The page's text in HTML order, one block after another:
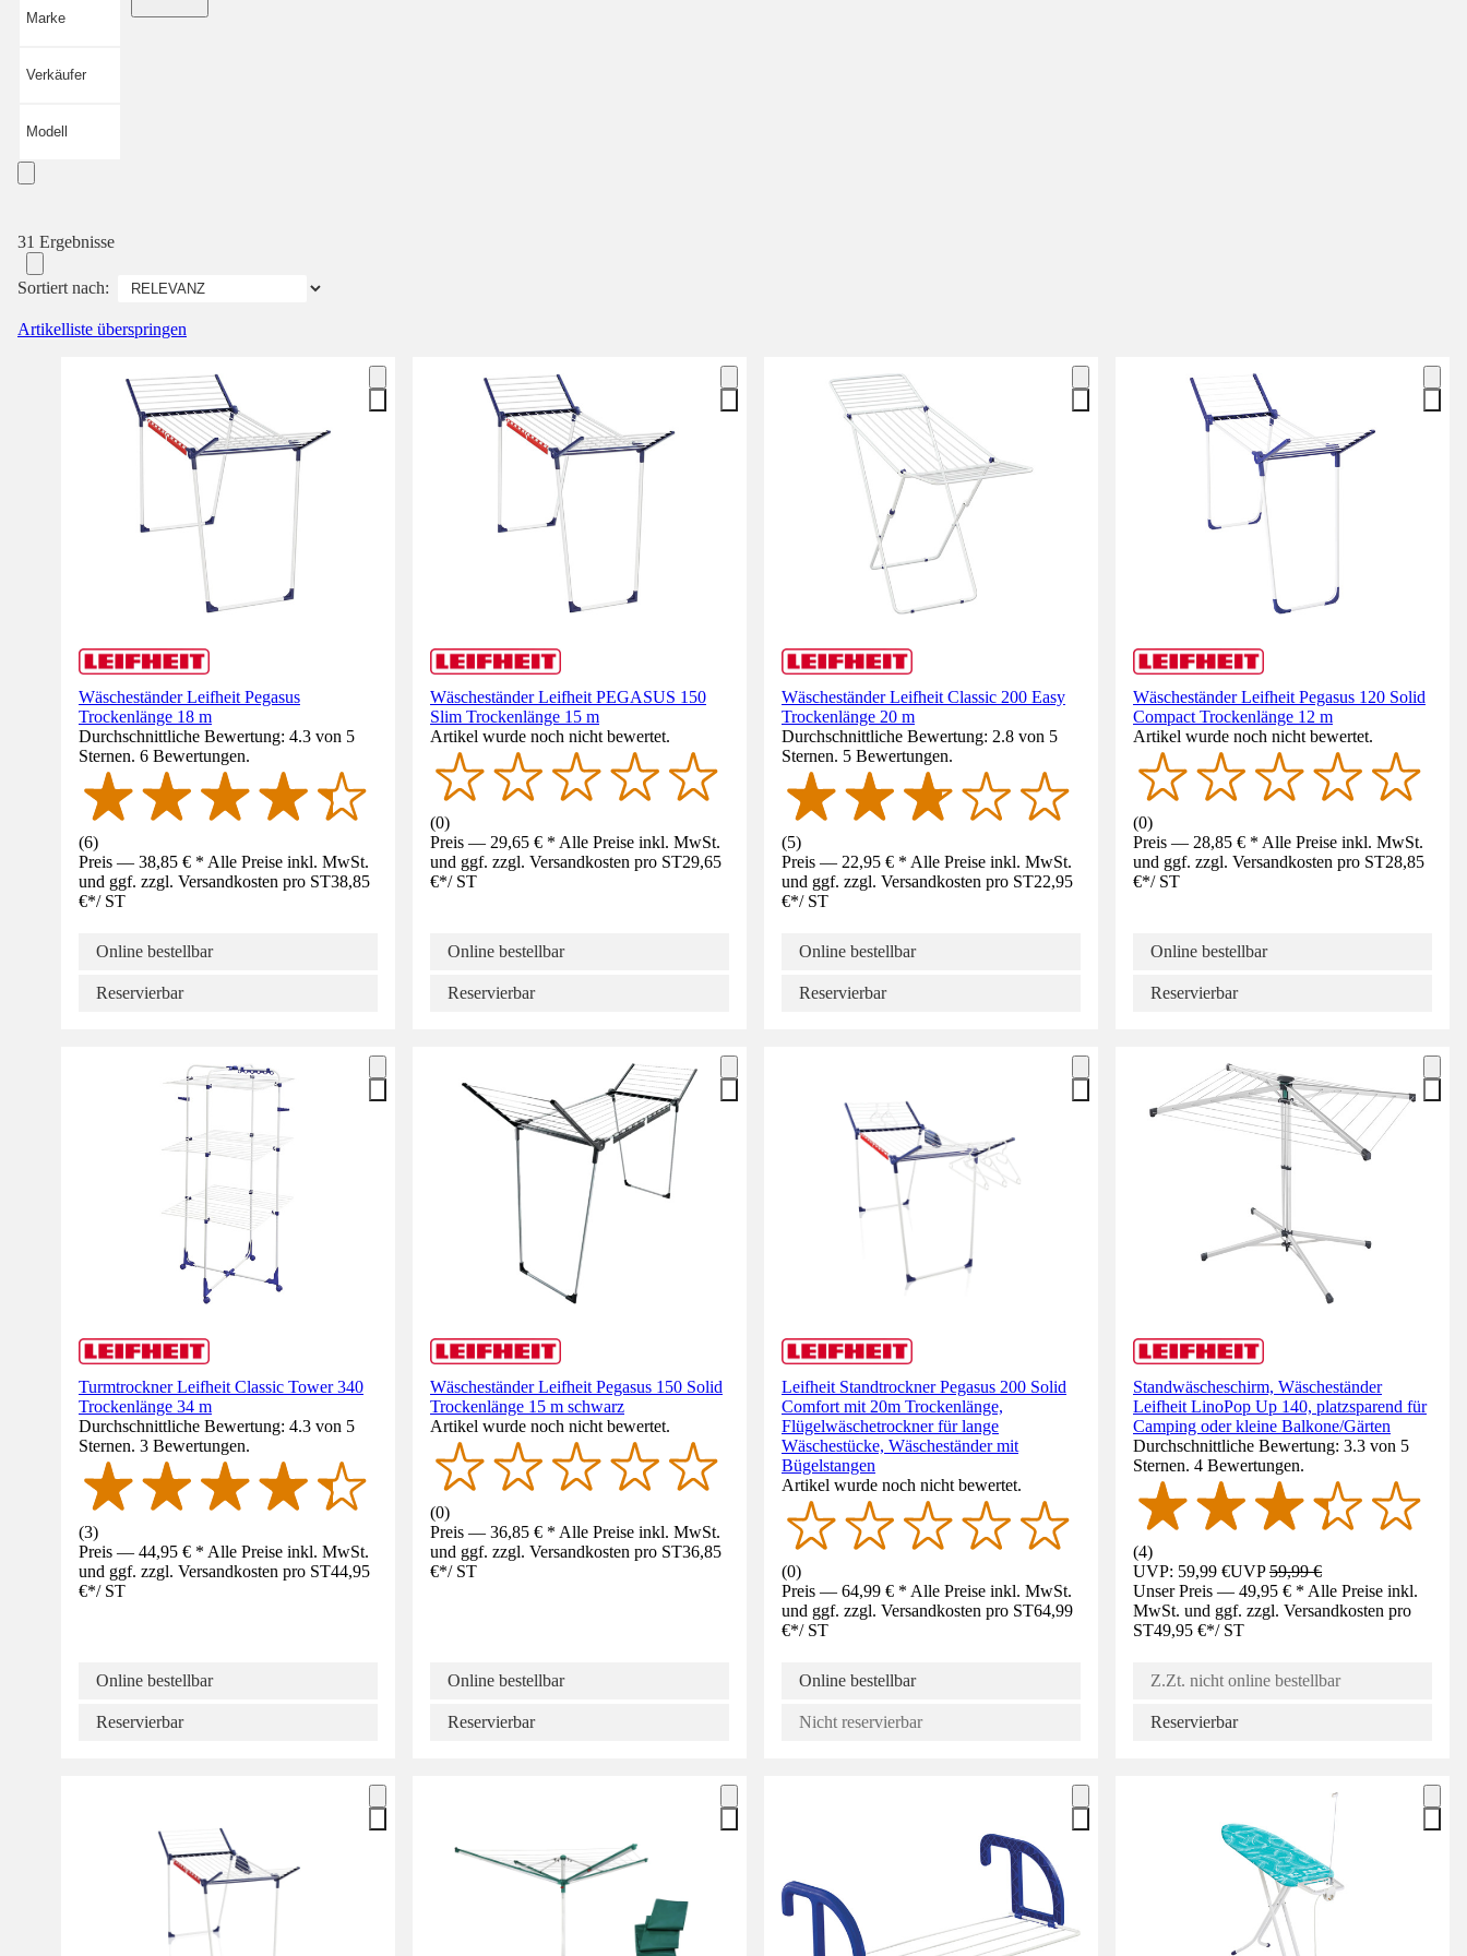
Marke
Verkäufer
Modell
31 Ergebnisse
Sortiert nach:
Artikelliste überspringen
Wäscheständer Leifheit Pegasus
Trockenlänge 18 m
Durchschnittliche Bewertung: 4.3 von 5
Sternen. 6 Bewertungen.
(6)
Preis — 38,85 € * Alle Preise inkl. MwSt.
und ggf. zzgl. Versandkosten pro ST38,85
€*/ ST
Online bestellbar
Reservierbar
Wäscheständer Leifheit PEGASUS 150
Slim Trockenlänge 15 m
Artikel wurde noch nicht bewertet.
(0)
Preis — 29,65 € * Alle Preise inkl. MwSt.
und ggf. zzgl. Versandkosten pro ST29,65
€*/ ST
Online bestellbar
Reservierbar
Wäscheständer Leifheit Classic 200 Easy
Trockenlänge 20 m
Durchschnittliche Bewertung: 2.8 von 5
Sternen. 5 Bewertungen.
(5)
Preis — 22,95 € * Alle Preise inkl. MwSt.
und ggf. zzgl. Versandkosten pro ST22,95
€*/ ST
Online bestellbar
Reservierbar
Wäscheständer Leifheit Pegasus 120 Solid
Compact Trockenlänge 12 m
Artikel wurde noch nicht bewertet.
(0)
Preis — 28,85 € * Alle Preise inkl. MwSt.
und ggf. zzgl. Versandkosten pro ST28,85
€*/ ST
Online bestellbar
Reservierbar
Turmtrockner Leifheit Classic Tower 340
Trockenlänge 34 m
Durchschnittliche Bewertung: 4.3 von 5
Sternen. 3 Bewertungen.
(3)
Preis — 44,95 € * Alle Preise inkl. MwSt.
und ggf. zzgl. Versandkosten pro ST44,95
€*/ ST
Online bestellbar
Reservierbar
Wäscheständer Leifheit Pegasus 150 Solid
Trockenlänge 15 m schwarz
Artikel wurde noch nicht bewertet.
(0)
Preis — 36,85 € * Alle Preise inkl. MwSt.
und ggf. zzgl. Versandkosten pro ST36,85
€*/ ST
Online bestellbar
Reservierbar
Leifheit Standtrockner Pegasus 200 Solid
Comfort mit 20m Trockenlänge,
Flügelwäschetrockner für lange
Wäschestücke, Wäscheständer mit
Bügelstangen
Artikel wurde noch nicht bewertet.
(0)
Preis — 64,99 € * Alle Preise inkl. MwSt.
und ggf. zzgl. Versandkosten pro ST64,99
€*/ ST
Online bestellbar
Nicht reservierbar
Standwäscheschirm, Wäscheständer
Leifheit LinoPop Up 140, platzsparend für
Camping oder kleine Balkone/Gärten
Durchschnittliche Bewertung: 3.3 von 5
Sternen. 4 Bewertungen.
(4)
UVP: 59,99 €UVP59,99 €
Unser Preis — 49,95 € * Alle Preise inkl.
MwSt. und ggf. zzgl. Versandkosten pro
ST49,95 €*/ ST
Z.Zt. nicht online bestellbar
Reservierbar